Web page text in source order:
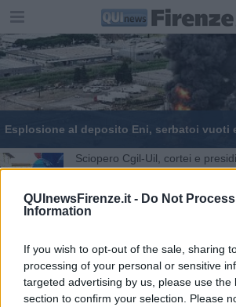
QUInewsFirenze.it - Do Not
Information
If you wish to opt-out of the sale, sharing
processing of your personal or sensitive
targeted advertising by us, please use the
section to confirm your selection. Please
Esplosione al deposito Eni, serbatoi vuoti
Sciopero Cgil-Uil, cortei e presidi
In Toscana oltre 50 industrie
dove
Metalmeccanici in piazza
Esplosione a Calenzano, le